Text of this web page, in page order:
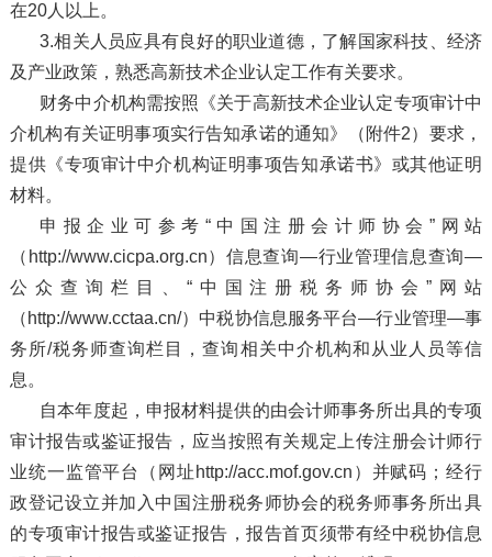
在20人以上。
3.相关人员应具有良好的职业道德，了解国家科技、经济
及产业政策，熟悉高新技术企业认定工作有关要求。
财务中介机构需按照《关于高新技术企业认定专项审计中
介机构有关证明事项实行告知承诺的通知》（附件2）要求，
提供《专项审计中介机构证明事项告知承诺书》或其他证明
材料。
申报企业可参考“中国注册会计师协会”网站
（http://www.cicpa.org.cn）信息查询—行业管理信息查询—
公众查询栏目、“中国注册税务师协会”网站
（http://www.cctaa.cn/）中税协信息服务平台—行业管理—事
务所/税务师查询栏目，查询相关中介机构和从业人员等信
息。
自本年度起，申报材料提供的由会计师事务所出具的专项
审计报告或鉴证报告，应当按照有关规定上传注册会计师行
业统一监管平台（网址http://acc.mof.gov.cn）并赋码；经行
政登记设立并加入中国注册税务师协会的税务师事务所出具
的专项审计报告或鉴证报告，报告首页须带有经中税协信息